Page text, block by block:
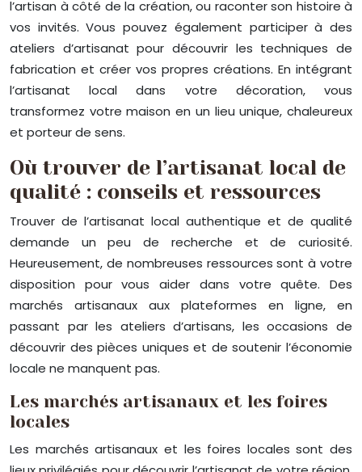
l’artisan à côté de la création, ou raconter son histoire à
vos invités. Vous pouvez également participer à des
ateliers d’artisanat pour découvrir les techniques de
fabrication et créer vos propres créations. En intégrant
l’artisanat local dans votre décoration, vous
transformez votre maison en un lieu unique, chaleureux
et porteur de sens.
Où trouver de l’artisanat local de
qualité : conseils et ressources
Trouver de l’artisanat local authentique et de qualité
demande un peu de recherche et de curiosité.
Heureusement, de nombreuses ressources sont à votre
disposition pour vous aider dans votre quête. Des
marchés artisanaux aux plateformes en ligne, en
passant par les ateliers d’artisans, les occasions de
découvrir des pièces uniques et de soutenir l’économie
locale ne manquent pas.
Les marchés artisanaux et les foires
locales
Les marchés artisanaux et les foires locales sont des